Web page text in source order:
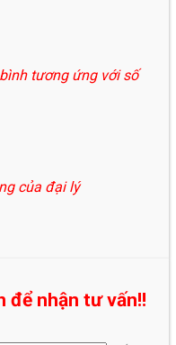
tương ứng với số
của đại lý
để nhận tư vấn!!